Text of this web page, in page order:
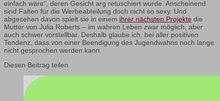
einfach wäre“, deren Gesicht arg retuschiert wurde. Anscheinend
sind Falten für die Werbeabteilung doch nicht so sexy. Und
abgesehen davon spielt sie in einem ihrer nächsten Projekte die
Mutter von Julia Roberts – im wahren Leben zwar möglich, aber
auch schwer vorstellbar. Deshalb glaube ich, bei aller positiven
Tendenz, dass von einer Beendigung des Jugendwahns noch lange
nicht gesprochen werden kann.
Diesen Beitrag teilen